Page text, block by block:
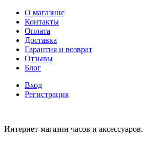
О магазине
Контакты
Оплата
Доставка
Гарантия и возврат
Отзывы
Блог
Вход
Регистрация
Интернет-магазин часов и аксессуаров.